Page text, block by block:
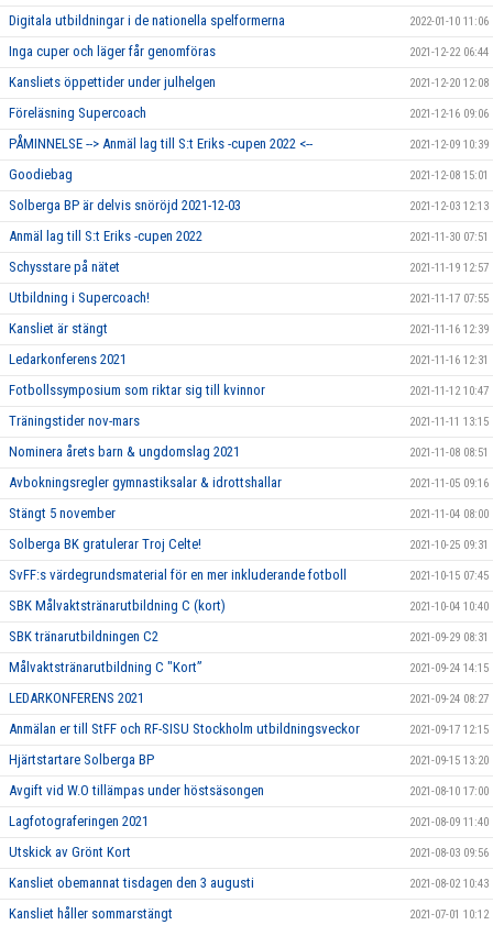
Digitala utbildningar i de nationella spelformerna 2022-01-10 11:06
Inga cuper och läger får genomföras 2021-12-22 06:44
Kansliets öppettider under julhelgen 2021-12-20 12:08
Föreläsning Supercoach 2021-12-16 09:06
PÅMINNELSE --> Anmäl lag till S:t Eriks -cupen 2022 <-- 2021-12-09 10:39
Goodiebag 2021-12-08 15:01
Solberga BP är delvis snöröjd 2021-12-03 2021-12-03 12:13
Anmäl lag till S:t Eriks -cupen 2022 2021-11-30 07:51
Schysstare på nätet 2021-11-19 12:57
Utbildning i Supercoach! 2021-11-17 07:55
Kansliet är stängt 2021-11-16 12:39
Ledarkonferens 2021 2021-11-16 12:31
Fotbollssymposium som riktar sig till kvinnor 2021-11-12 10:47
Träningstider nov-mars 2021-11-11 13:15
Nominera årets barn & ungdomslag 2021 2021-11-08 08:51
Avbokningsregler gymnastiksalar & idrottshallar 2021-11-05 09:16
Stängt 5 november 2021-11-04 08:00
Solberga BK gratulerar Troj Celte! 2021-10-25 09:31
SvFF:s värdegrundsmaterial för en mer inkluderande fotboll 2021-10-15 07:45
SBK Målvaktstränarutbildning C (kort) 2021-10-04 10:40
SBK tränarutbildningen C2 2021-09-29 08:31
Målvaktstränarutbildning C "Kort” 2021-09-24 14:15
LEDARKONFERENS 2021 2021-09-24 08:27
Anmälan er till StFF och RF-SISU Stockholm utbildningsveckor 2021-09-17 12:15
Hjärtstartare Solberga BP 2021-09-15 13:20
Avgift vid W.O tillämpas under höstsäsongen 2021-08-10 17:00
Lagfotograferingen 2021 2021-08-09 11:40
Utskick av Grönt Kort 2021-08-03 09:56
Kansliet obemannat tisdagen den 3 augusti 2021-08-02 10:43
Kansliet håller sommarstängt 2021-07-01 10:12